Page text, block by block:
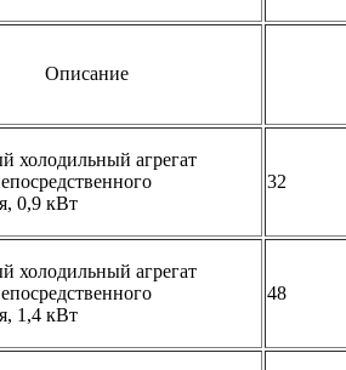
Описание
холодильный агрегат
0,9 кВт
32
холодильный агрегат
1,4 кВт
48